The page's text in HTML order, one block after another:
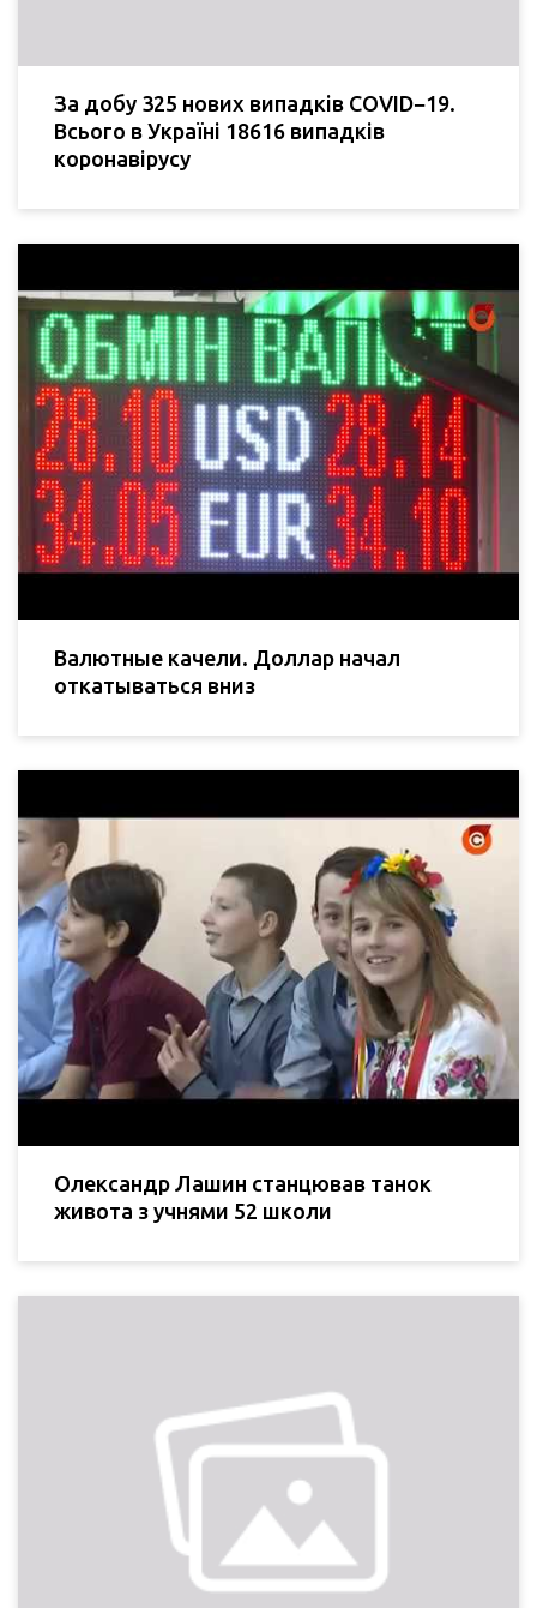
За добу 325 нових випадків COVID−19.
Всього в Україні 18616 випадків
коронавірусу
Валютные качели. Доллар начал
откатываться вниз
Олександр Лашин станцював танок
живота з учнями 52 школи